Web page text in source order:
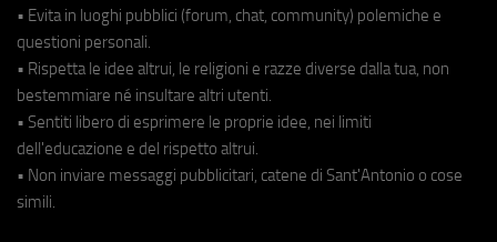
• Evita in luoghi pubblici (forum, chat, community) polemiche e
questioni personali.
• Rispetta le idee altrui, le religioni e razze diverse dalla tua, non
bestemmiare né insultare altri utenti.
• Sentiti libero di esprimere le proprie idee, nei limiti
dell'educazione e del rispetto altrui.
• Non inviare messaggi pubblicitari, catene di Sant'Antonio o cose
simili.